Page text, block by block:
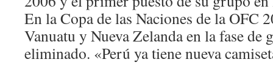
En la Copa de las Naciones de la OFC
Vanuatu y Nueva Zelanda en la fase de
eliminado. «Perú ya tiene nueva